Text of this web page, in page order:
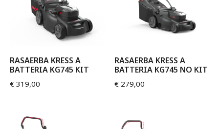
RASAERBA KRESS A
BATTERIA KG745 KIT
€ 319,00
RASAERBA KRESS A
BATTERIA KG745 NO KIT
€ 279,00